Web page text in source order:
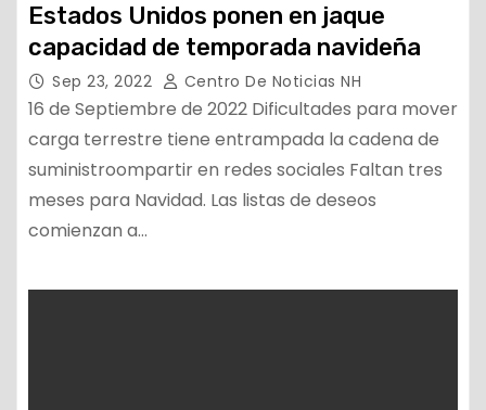
Estados Unidos ponen en jaque
capacidad de temporada navideña
Sep 23, 2022 Centro De Noticias NH
16 de Septiembre de 2022 Dificultades para mover
carga terrestre tiene entrampada la cadena de
suministroompartir en redes sociales Faltan tres
meses para Navidad. Las listas de deseos
comienzan a…